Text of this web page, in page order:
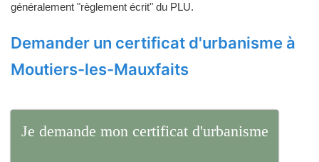
généralement "règlement écrit" du PLU.
Demander un certificat d'urbanisme à
Moutiers-les-Mauxfaits
Je demande mon certificat d'urbanisme